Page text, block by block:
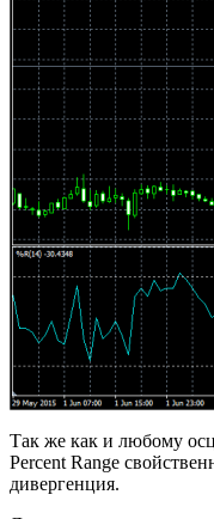
Так же как и любому
Percent Range
дивергенция.